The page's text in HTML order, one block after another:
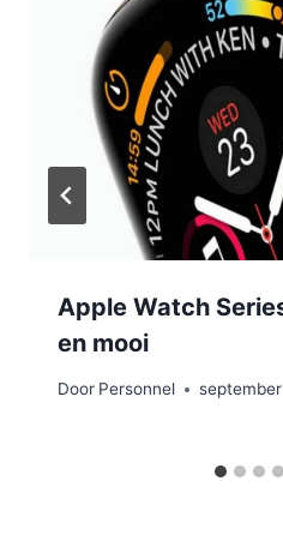
Apple Watch
en mooi
Door Personnel